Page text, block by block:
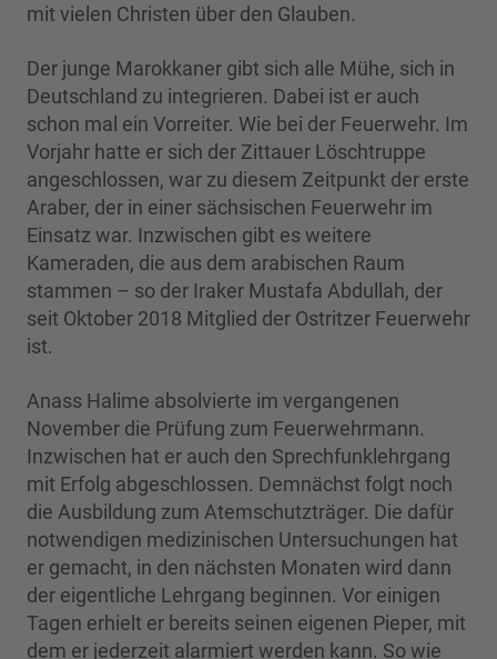
mit vielen Christen über den Glauben.
Der junge Marokkaner gibt sich alle Mühe, sich in
Deutschland zu integrieren. Dabei ist er auch
schon mal ein Vorreiter. Wie bei der Feuerwehr. Im
Vorjahr hatte er sich der Zittauer Löschtruppe
angeschlossen, war zu diesem Zeitpunkt der erste
Araber, der in einer sächsischen Feuerwehr im
Einsatz war. Inzwischen gibt es weitere
Kameraden, die aus dem arabischen Raum
stammen – so der Iraker Mustafa Abdullah, der
seit Oktober 2018 Mitglied der Ostritzer Feuerwehr
ist.
Anass Halime absolvierte im vergangenen
November die Prüfung zum Feuerwehrmann.
Inzwischen hat er auch den Sprechfunklehrgang
mit Erfolg abgeschlossen. Demnächst folgt noch
die Ausbildung zum Atemschutzträger. Die dafür
notwendigen medizinischen Untersuchungen hat
er gemacht, in den nächsten Monaten wird dann
der eigentliche Lehrgang beginnen. Vor einigen
Tagen erhielt er bereits seinen eigenen Pieper, mit
dem er jederzeit alarmiert werden kann. So wie